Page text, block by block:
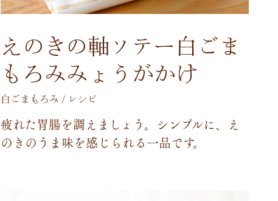
えのきの軸ソテー白ごま
もろみみょうがかけ
白ごまもろみ / レシピ
疲れた胃腸を調え ま し ょ う。 シンプルに、 え
の きの う ま 味を感 じ ら れる一品です。